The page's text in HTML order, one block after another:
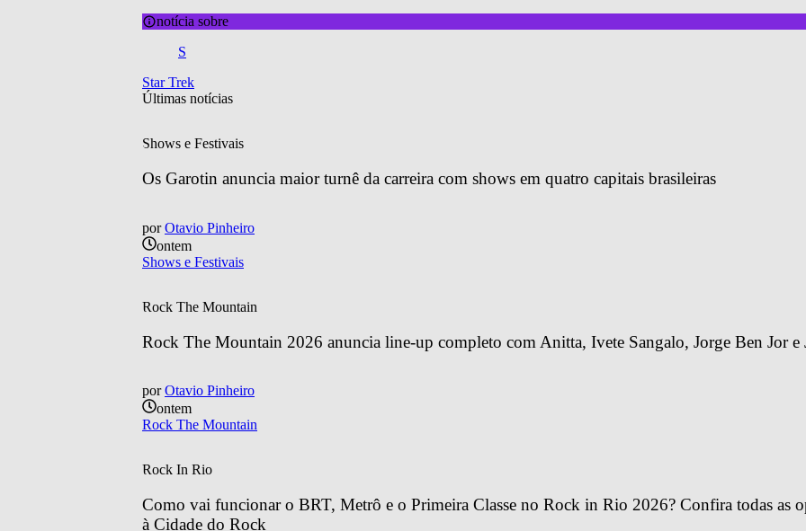
notícia sobre
S
Star Trek
Últimas notícias
Shows e Festivais
Os Garotin anuncia maior turnê da carreira com shows em quatro capitais brasileiras
por Otavio Pinheiro
ontem
Shows e Festivais
Rock The Mountain
Rock The Mountain 2026 anuncia line-up completo com Anitta, Ivete Sangalo, Jorge Ben Jor e
por Otavio Pinheiro
ontem
Rock The Mountain
Rock In Rio
Como vai funcionar o BRT, Metrô e o Primeira Classe no Rock in Rio 2026? Confira todas as
à Cidade do Rock